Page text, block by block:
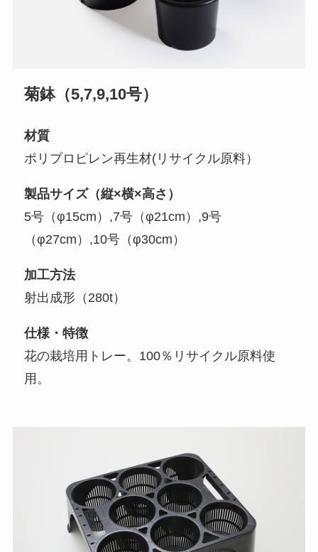
菊鉢（5,7,9,10号）
材質
ポリプロピレン再生材(リサイクル原料）
製品サイズ（縦×横×高さ）
5号（φ15cm）,7号（φ21cm）,9号
（φ27cm）,10号（φ30cm）
加工方法
射出成形（280t）
仕様・特徴
花の栽培用トレー。100％リサイクル原料使
用。